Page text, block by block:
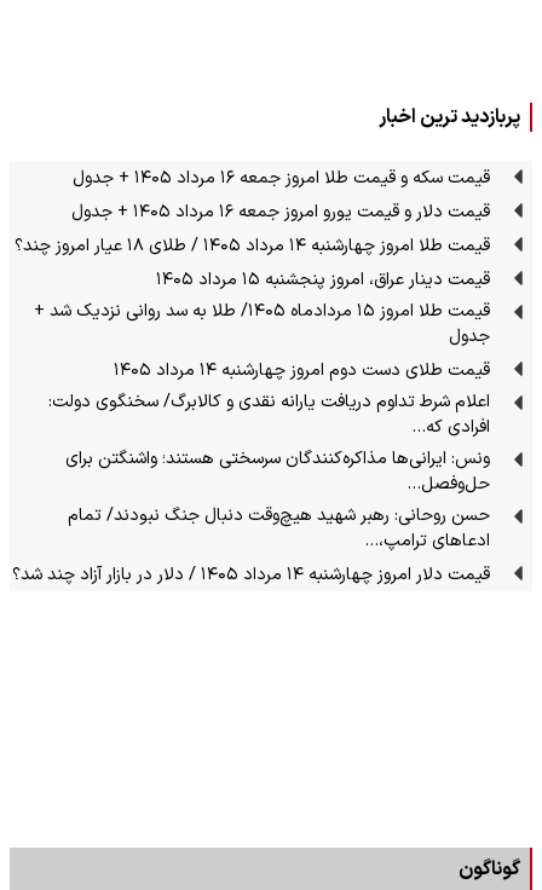
پربازدید ترین اخبار
قیمت سکه و قیمت طلا امروز جمعه ۱۶ مرداد ۱۴۰۵ + جدول
قیمت دلار و قیمت یورو امروز جمعه ۱۶ مرداد ۱۴۰۵ + جدول
قیمت طلا امروز چهارشنبه ۱۴ مرداد ۱۴۰۵ / طلای ۱۸ عیار امروز چند؟
قیمت دینار عراق، امروز پنجشنبه ۱۵ مرداد ۱۴۰۵
قیمت طلا امروز ۱۵ مردادماه ۱۴۰۵/ طلا به سد روانی نزدیک شد +
جدول
قیمت طلای دست دوم امروز چهارشنبه ۱۴ مرداد ۱۴۰۵
اعلام شرط تداوم دریافت یارانه نقدی و کالابرگ/ سخنگوی دولت:
افرادی که…
ونس: ایرانی‌ها مذاکره‌کنندگان سرسختی هستند؛ واشنگتن برای
حل‌وفصل…
حسن روحانی: رهبر شهید هیچ‌وقت دنبال جنگ نبودند/ تمام
ادعاهای ترامپ،…
قیمت دلار امروز چهارشنبه ۱۴ مرداد ۱۴۰۵ / دلار در بازار آزاد چند شد؟
گوناگون